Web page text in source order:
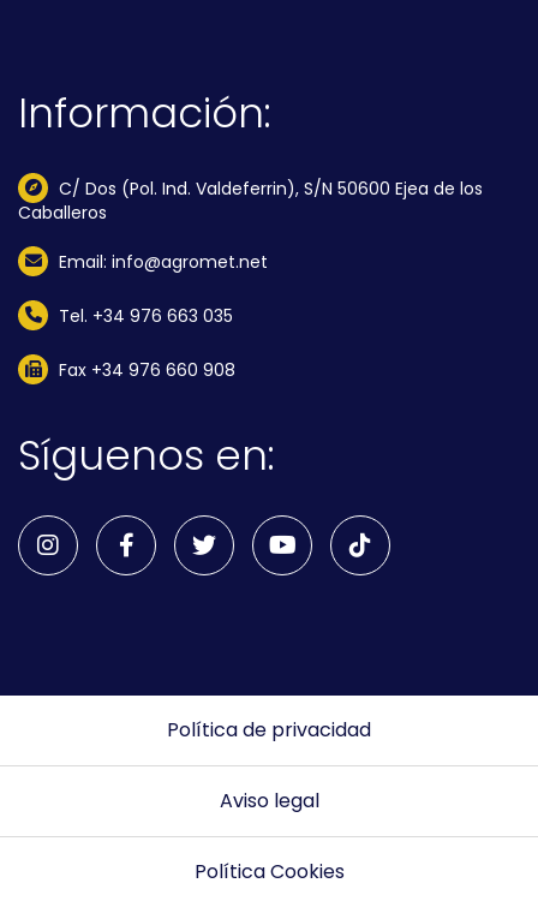
Información:
C/ Dos (Pol. Ind. Valdeferrin), S/N 50600 Ejea de los
Caballeros
Email: info@agromet.net
Tel. +34 976 663 035
Fax +34 976 660 908
Síguenos en:
Política de privacidad
Aviso legal
Política Cookies